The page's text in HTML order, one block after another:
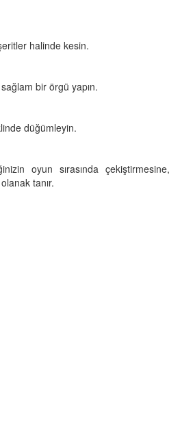
halinde kesin.
bir örgü yapın.
düğümleyin.
oyun sırasında çekiştirmesine,
tanır.